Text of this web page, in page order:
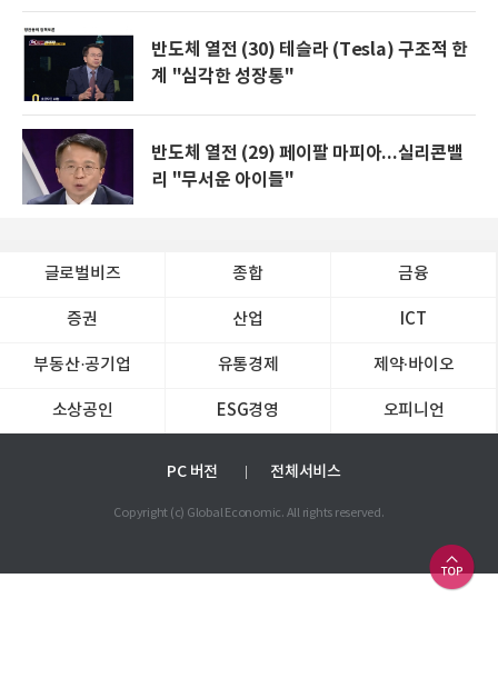
반도체 열전 (30) 테슬라 (Tesla) 구조적 한
계 "심각한 성장통"
반도체 열전 (29) 페이팔 마피아...실리콘밸
리 "무서운 아이들"
글로벌비즈 종합 금융
증권 산업 ICT
부동산·공기업 유통경제 제약∙바이오
소상공인 ESG경영 오피니언
PC 버전 전체서비스
Copyright (c) Global Economic. All rights reserved.